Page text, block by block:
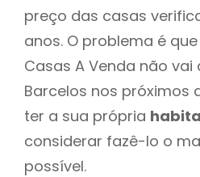
preço das casas
anos. O problema é
Casas A Venda não vai
Barcelos nos próximos
ter a sua própria
considerar fazê-lo o
possível.